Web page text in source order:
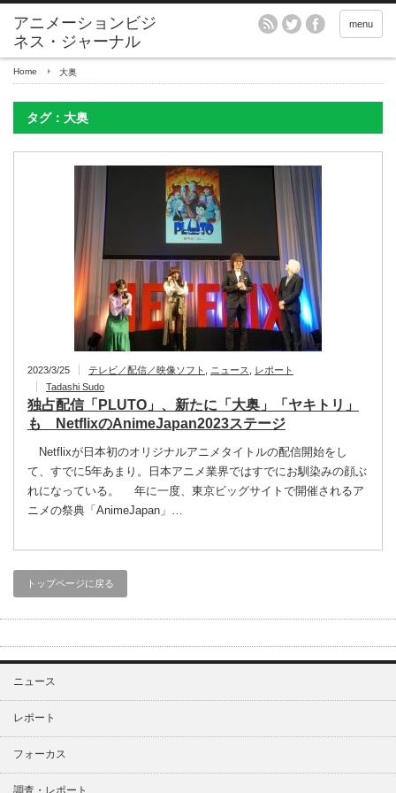
アニメーションビジ
ネス・ジャーナル
menu
Home 大奥
タグ：大奥
2023/3/25 テレビ／配信／映像ソフト ニュース
レポート
Tadashi Sudo
独占配信「PLUTO」、新たに「大奥」「ヤキトリ」
も NetflixのAnimeJapan2023ステージ
Netflixが日本初のオリジナルアニメタイトルの配信開始をし
て、すでに5年あまり。日本アニメ業界ではすでにお馴染みの顔ぶ
れになっている。 年に一度、東京ビッグサイトで開催されるア
ニメの祭典「AnimeJapan」…
トップページに戻る
ニュース
レポート
フォーカス
調査・レポート